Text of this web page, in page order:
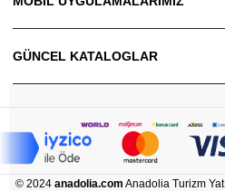
GÜNCEL KATALOGLAR
© 2024 anadolia.com Anadolia Turizm